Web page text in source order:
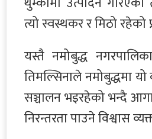
त्यो स्वस्थकर र मिठो रहेको
यस्तै नमोबुद्ध
तिमल्सिनाले नमोबुद्धमा
सञ्चालन भइरहेको भन्दै
निरन्तरता पाउने विश्वास